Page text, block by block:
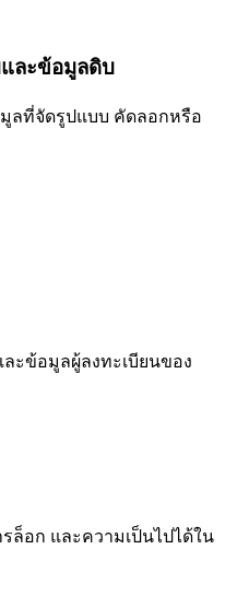
ละข้อมูลดิบ
ลที่จัดรูปแบบ คัดลอกหรือ
ะข้อมูลผู้ลงทะเบียนของ
ล็อก และความเป็นไปได้ใน